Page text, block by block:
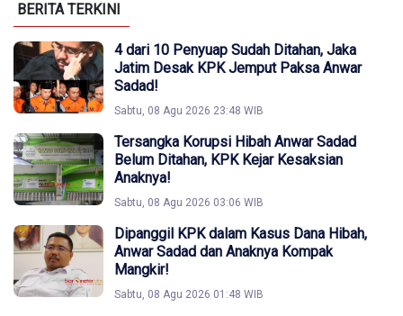
BERITA TERKINI
4 dari 10 Penyuap Sudah Ditahan, Jaka
Jatim Desak KPK Jemput Paksa Anwar
Sadad!
Sabtu, 08 Agu 2026 23:48 WIB
Tersangka Korupsi Hibah Anwar Sadad
Belum Ditahan, KPK Kejar Kesaksian
Anaknya!
Sabtu, 08 Agu 2026 03:06 WIB
Dipanggil KPK dalam Kasus Dana Hibah,
Anwar Sadad dan Anaknya Kompak
Mangkir!
Sabtu, 08 Agu 2026 01:48 WIB